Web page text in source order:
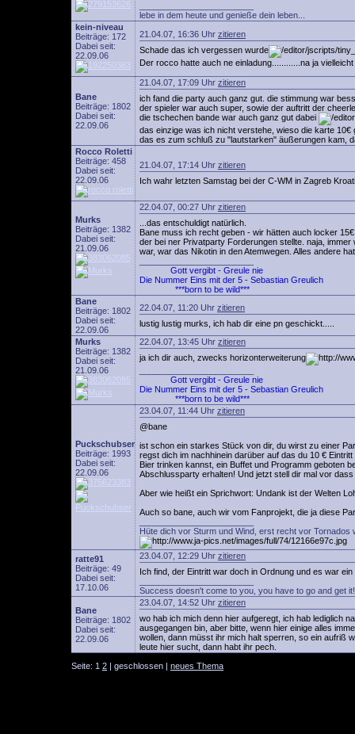
lebe in dem heute und genieße dein leben...
kein-niveau
Beiträge: 172
Dabei seit:
22.09.06
21.04.07, 16:36 Uhr zitieren
Schade das ich vergessen wurde
Der rocco hatte auch ne einladung............na ja
Bane
Beiträge: 1802
Dabei seit:
22.09.06
21.04.07, 17:09 Uhr zitieren
ich fand die party auch ganz gut. die stimmung war
der spieler war auch super, sowie der auftritt der
die tschechen bande war auch ganz gut dabei
das einzige was ich nicht verstehe, wieso die karte
das es zum schluß zu "lautstarken" äußerungen kam,
Rocco Roletti
Beiträge: 458
Dabei seit:
22.09.06
21.04.07, 17:14 Uhr zitieren
Ich wahr letzten Samstag bei der C-WM in Zagreb
Murks
Beiträge: 1382
Dabei seit:
21.09.06
22.04.07, 00:27 Uhr zitieren
...das entschuldigt natürlich.
Bane muss ich recht geben - wir hätten auch locker
der bei ner Privatparty Forderungen stellte. naja,
war, war das Nikotin in den Atemwegen. Alles andere
Gott vergibt - Greule nie
Die Nummer Eins mit der 5 - Sebastian Greulich
***born to be wild***
Bane
Beiträge: 1802
Dabei seit:
22.09.06
22.04.07, 11:20 Uhr zitieren
lustig lustig murks, ich hab dir eine pn geschickt.....
Murks
Beiträge: 1382
Dabei seit:
21.09.06
22.04.07, 13:45 Uhr zitieren
ja ich dir auch, zwecks horizonterweiterung
Gott vergibt - Greule nie
Die Nummer Eins mit der 5 - Sebastian Greulich
***born to be wild***
Puckschubser
Beiträge: 1993
Dabei seit:
22.09.06
23.04.07, 11:44 Uhr zitieren
@bane
ist schon ein starkes Stück von dir, du wirst zu einer
regst dich im nachhinein darüber auf das du 10 €
Bier trinken kannst, ein Buffet und Programm geboten
Abschlussparty erhalten! Und jetzt stell dir mal vor
Aber wie heißt ein Sprichwort: Undank ist der Welten
Auch so bane, auch wir vom Fanprojekt, die ja diese
Hüte dich vor Sturm und Wind, erst recht vor Tornados
ratte91
Beiträge: 49
Dabei seit:
17.10.06
23.04.07, 12:29 Uhr zitieren
Ich find, der Eintritt war doch in Ordnung und es war
Success doesn't come to you, you have to go and get it!
Bane
Beiträge: 1802
Dabei seit:
22.09.06
23.04.07, 14:52 Uhr zitieren
wo hab ich mich denn hier aufgeregt, ich hab lediglich
ausgegangen bin, aber bitte, wenn hier einige alles
wollen, dann müsst ihr mich halt sperren, so ein aufriß
leute hier sucht, dann habt ihr pech.
Seite: 1 2 | geschlossen | neues Thema